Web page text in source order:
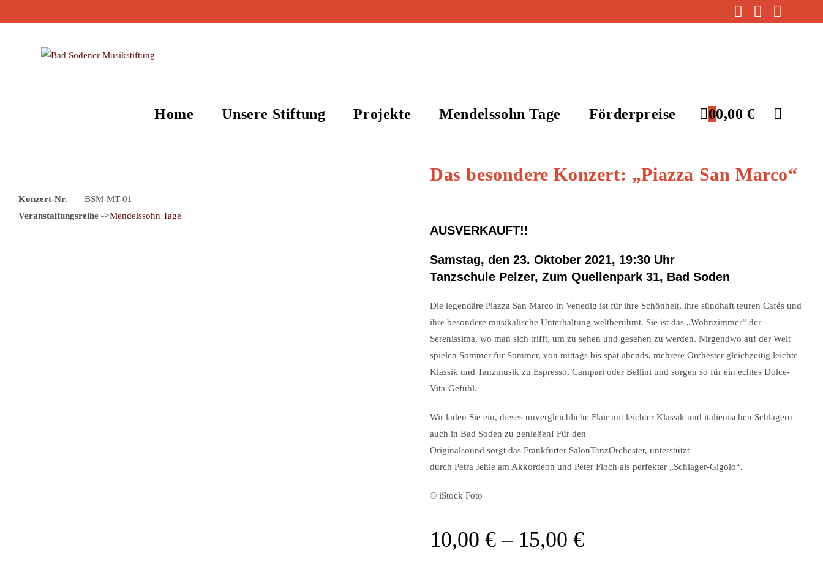
Home Unsere Stiftung Projekte Mendelssohn Tage Förderpreise 00,00€
Konzert-Nr.
BSM-MT-01
Veranstaltungsreihe ->Mendelssohn Tage
Das besondere Konzert: „Piazza San Marco“
AUSVERKAUFT!!
Samstag, den 23. Oktober 2021, 19:30 Uhr
Tanzschule Pelzer, Zum Quellenpark 31, Bad Soden
Die legendäre Piazza San Marco in Venedig ist für ihre Schönheit, ihre sündhaft teuren Cafés und
ihre besondere musikalische Unterhaltung weltberühmt. Sie ist das „Wohnzimmer“ der
Serenissima, wo man sich trifft, um zu sehen und gesehen zu werden. Nirgendwo auf der Welt
spielen Sommer für Sommer, von mittags bis spät abends, mehrere Orchester gleichzeitig leichte
Klassik und Tanzmusik zu Espresso, Campari oder Bellini und sorgen so für ein echtes Dolce-
Vita-Gefühl.
Wir laden Sie ein, dieses unvergleichliche Flair mit leichter Klassik und italienischen Schlagern
auch in Bad Soden zu genießen! Für den
Originalsound sorgt das Frankfurter SalonTanzOrchester, unterstützt
durch Petra Jehle am Akkordeon und Peter Floch als perfekter „Schlager-Gigolo“.
© iStock Foto
10,00 € – 15,00 €